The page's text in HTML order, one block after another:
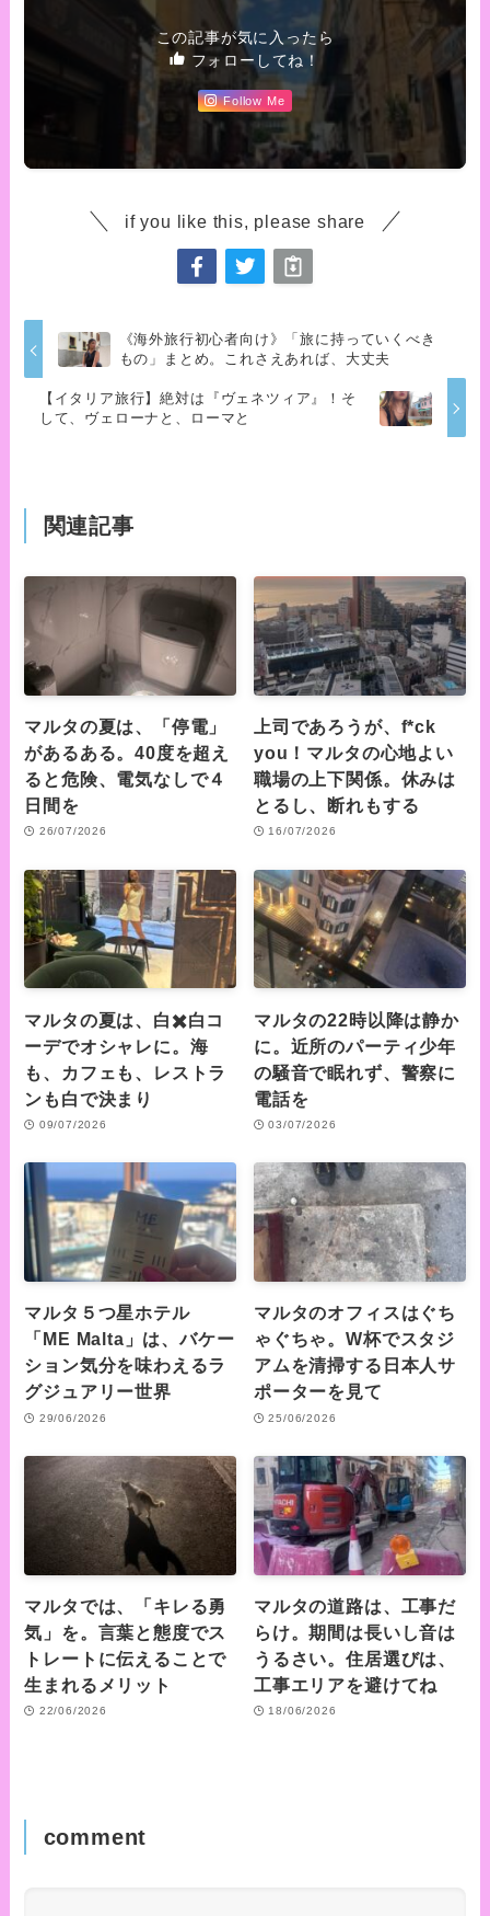
この記事が気に入ったら
フォローしてね！
Follow Me
if you like this, please share
《海外旅行初心者向け》「旅に持っていくべき
もの」まとめ。これさえあれば、大丈夫
【イタリア旅行】絶対は『ヴェネツィア』！そ
して、ヴェローナと、ローマと
関連記事
マルタの夏は、「停電」
があるある。40度を超え
ると危険、電気なしで４
日間を
26/07/2026
上司であろうが、f*ck
you！マルタの心地よい
職場の上下関係。休みは
とるし、断れもする
16/07/2026
マルタの夏は、白✖️白コ
ーデでオシャレに。海
も、カフェも、レストラ
ンも白で決まり
09/07/2026
マルタの22時以降は静か
に。近所のパーティ少年
の騒音で眠れず、警察に
電話を
03/07/2026
マルタ５つ星ホテル
「ME Malta」は、バケー
ション気分を味わえるラ
グジュアリー世界
29/06/2026
マルタのオフィスはぐち
ゃぐちゃ。W杯でスタジ
アムを清掃する日本人サ
ポーターを見て
25/06/2026
マルタでは、「キレる勇
気」を。言葉と態度でス
トレートに伝えることで
生まれるメリット
22/06/2026
マルタの道路は、工事だ
らけ。期間は長いし音は
うるさい。住居選びは、
工事エリアを避けてね
18/06/2026
comment